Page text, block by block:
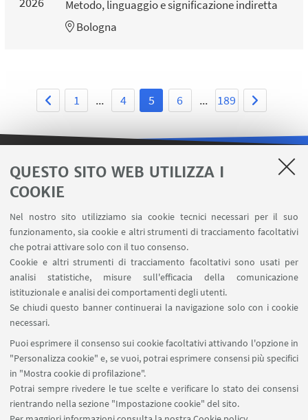
QUESTO SITO WEB UTILIZZA I
COOKIE
Nel nostro sito utilizziamo sia cookie tecnici necessari per il suo
funzionamento, sia cookie e altri strumenti di tracciamento facoltativi
che potrai attivare solo con il tuo consenso.
Cookie e altri strumenti di tracciamento facoltativi sono usati per
analisi statistiche, misure sull'efficacia della comunicazione
istituzionale e analisi dei comportamenti degli utenti.
Se chiudi questo banner continuerai la navigazione solo con i cookie
necessari.
Puoi esprimere il consenso sui cookie facoltativi attivando l'opzione in
"Personalizza cookie" e, se vuoi, potrai esprimere consensi più specifici
in "Mostra cookie di profilazione".
Potrai sempre rivedere le tue scelte e verificare lo stato dei consensi
rientrando nella sezione "Impostazione cookie" del sito.
Metodo, linguaggio e significazione indiretta
Bologna
1 ... 4 5 6 ... 189
LINK UTILI
Contatti
Carta dei servizi
SEGUI IL DIPARTIMENTO SU:
SEGUI UNIBO SU:
APP: